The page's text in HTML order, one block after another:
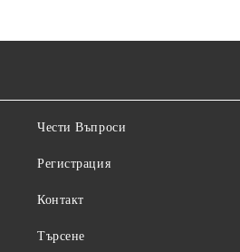
Чести Въпроси
Регистрация
Контакт
Търсене